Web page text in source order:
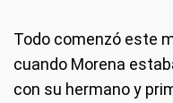
Todo comenzó este
cuando Morena
con su hermano y